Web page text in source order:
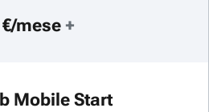
mese +
Mobile Start